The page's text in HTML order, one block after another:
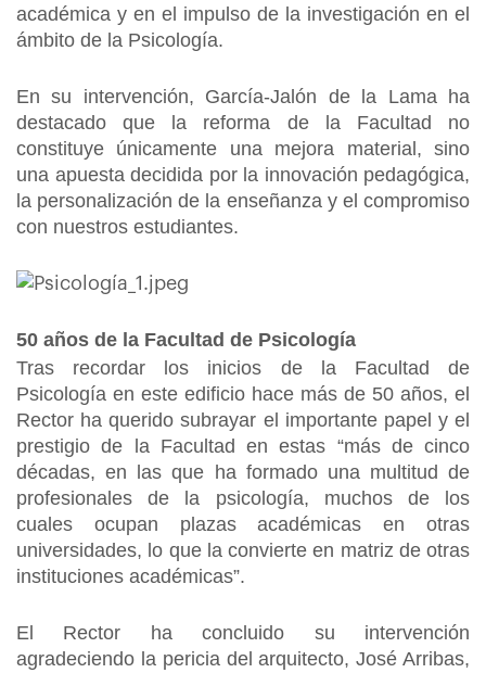
académica y en el impulso de la investigación en el
ámbito de la Psicología.
En su intervención, García-Jalón de la Lama ha
destacado que la reforma de la Facultad no
constituye únicamente una mejora material, sino
una apuesta decidida por la innovación pedagógica,
la personalización de la enseñanza y el compromiso
con nuestros estudiantes.
50 años de la Facultad de Psicología
Tras recordar los inicios de la Facultad de
Psicología en este edificio hace más de 50 años, el
Rector ha querido subrayar el importante papel y el
prestigio de la Facultad en estas “más de cinco
décadas, en las que ha formado una multitud de
profesionales de la psicología, muchos de los
cuales ocupan plazas académicas en otras
universidades, lo que la convierte en matriz de otras
instituciones académicas”.
El Rector ha concluido su intervención
agradeciendo la pericia del arquitecto, José Arribas,